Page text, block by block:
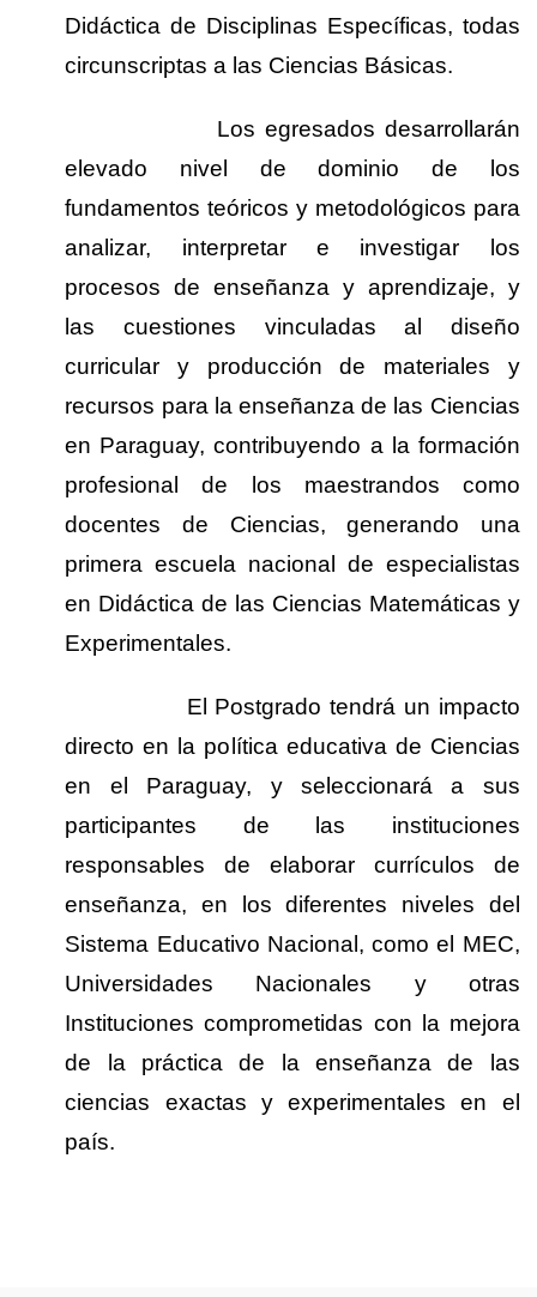
Didáctica de Disciplinas Específicas, todas
circunscriptas a las Ciencias Básicas.
Los egresados desarrollarán
elevado nivel de dominio de los
fundamentos teóricos y metodológicos para
analizar, interpretar e investigar los
procesos de enseñanza y aprendizaje, y
las cuestiones vinculadas al diseño
curricular y producción de materiales y
recursos para la enseñanza de las Ciencias
en Paraguay, contribuyendo a la formación
profesional de los maestrandos como
docentes de Ciencias, generando una
primera escuela nacional de especialistas
en Didáctica de las Ciencias Matemáticas y
Experimentales.
El Postgrado tendrá un impacto
directo en la política educativa de Ciencias
en el Paraguay, y seleccionará a sus
participantes de las instituciones
responsables de elaborar currículos de
enseñanza, en los diferentes niveles del
Sistema Educativo Nacional, como el MEC,
Universidades Nacionales y otras
Instituciones comprometidas con la mejora
de la práctica de la enseñanza de las
ciencias exactas y experimentales en el
país.